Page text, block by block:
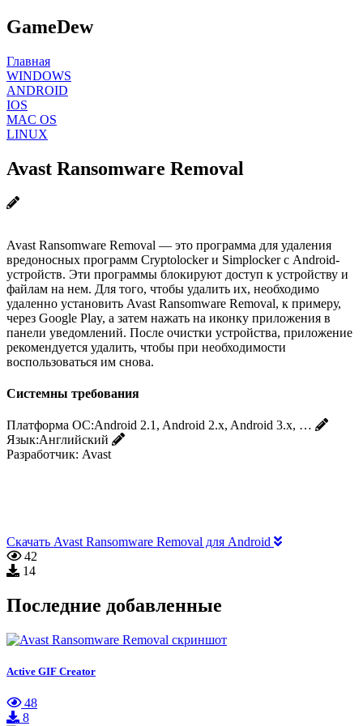
GameDew
Главная
WINDOWS
ANDROID
IOS
MAC OS
LINUX
Avast Ransomware Removal
Avast Ransomware Removal — это программа для удаления
вредоносных программ Cryptolocker и Simplocker с Android-
устройств. Эти программы блокируют доступ к устройству и
файлам на нем. Для того, чтобы удалить их, необходимо
удаленно установить Avast Ransomware Removal, к примеру,
через Google Play, а затем нажать на иконку приложения в
панели уведомлений. После очистки устройства, приложение
рекомендуется удалить, чтобы при необходимости
воспользоваться им снова.
Системны требования
Платформа ОС:Android 2.1, Android 2.x, Android 3.x, …
Язык:Английский
Разработчик: Avast
Скачать Avast Ransomware Removal для Android
42
14
Последние добавленные
Active GIF Creator
48
8